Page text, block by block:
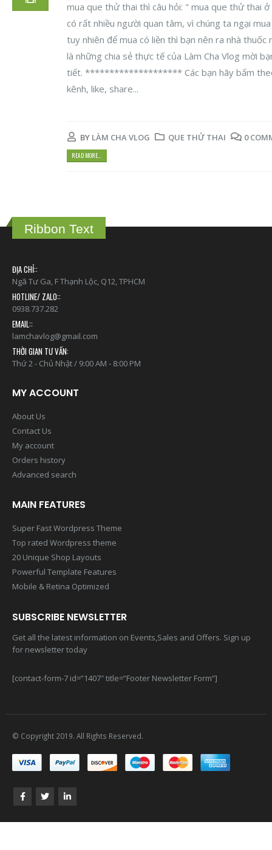
mua que thử thai thì câu hỏi: " mua que thử thai ở
có rất nhiều người quan tâm, vì chúng ta ngại
tuy nhiên để mua có liền thì bạn nên ra nhà thuốc
là những chia sẻ thực tế của Làm Cha Vlog mời
tiết. ******************** Các bạn hãy bấm
kênh, like, share...
BY LÀM CHA VLOG QUE THỬ THAI 0
READ MORE...
Ribbon Text
ĐỊA CHỈ::
Ngã Tư Ga, F Thạnh Lộc, Q12, TPHCM
HOTLINE/ ZALO::
0938.737.282
EMAIL::
lamchavlog@gmail.com
THỜI GIAN TƯ VẤN:
Thứ 2 - Chủ Nhật / 9:00 AM - 8:00 PM
MY ACCOUNT
About Us
Contact Us
My account
Orders history
Advanced search
MAIN FEATURES
Super Fast Wordpress Theme
Top rated Wordpress theme
20 Unique Shop Layouts
Powerful Template Features
Mobile & Retina Optimized
SUBSCRIBE NEWSLETTER
Get all the latest information on Events,Sales and Offers. Sign up
for newsletter today
[contact-form-7 id=”1407″ title=”Footer Newsletter Form”]
© Copyright 2019. All Rights Reserved.